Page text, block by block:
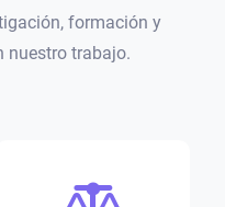
formación y
nuestro trabajo.